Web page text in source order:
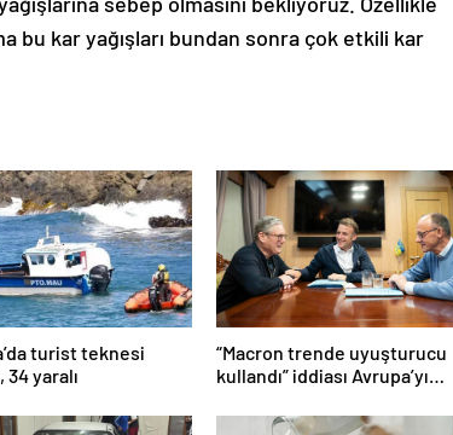
bu kar yağışları bundan sonra çok etkili kar
turist teknesi
34 yaralı
“Macron trende uyuşturucu
kullandı” iddiası Avrupa’yı
“peçeteli” yalanlama geldi!